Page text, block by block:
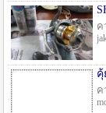
ค
คุ้
ค